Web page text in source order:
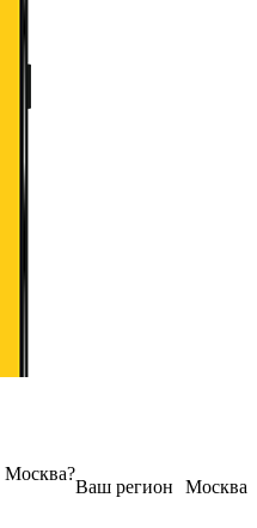
Москва
Ваш регион
Москва?